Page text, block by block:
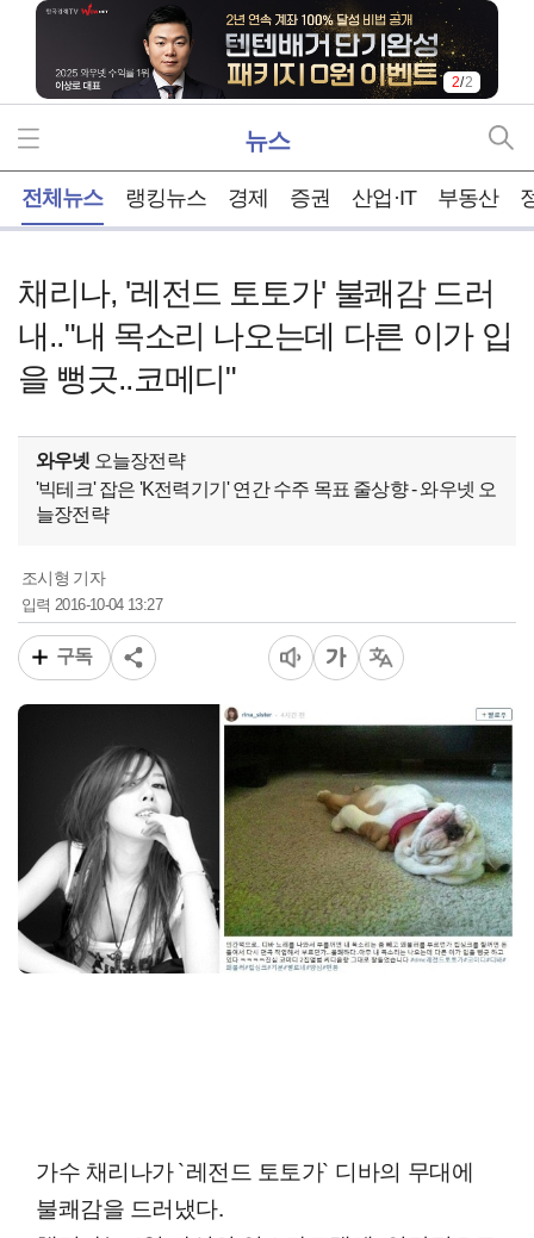
2/2
뉴스
전체뉴스 랭킹뉴스 경제 증권 산업·IT 부동산
채리나, '레전드 토토가' 불쾌감 드러
내.."내 목소리 나오는데 다른 이가 입
을 뻥긋..코메디"
와우넷 오늘장전략
'빅테크' 잡은 'K전력기기' 연간 수주 목표 줄상향 - 와우넷 오
늘장전략
조시형 기자
입력 2016-10-04 13:27
구독
가수 채리나가 `레전드 토토가` 디바의 무대에
불쾌감을 드러냈다.